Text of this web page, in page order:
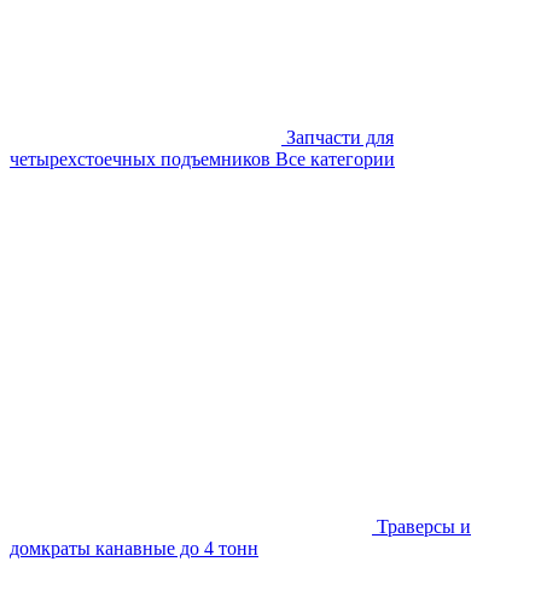
Запчасти для
четырехстоечных подъемников Все категории
Траверсы и
домкраты канавные до 4 тонн